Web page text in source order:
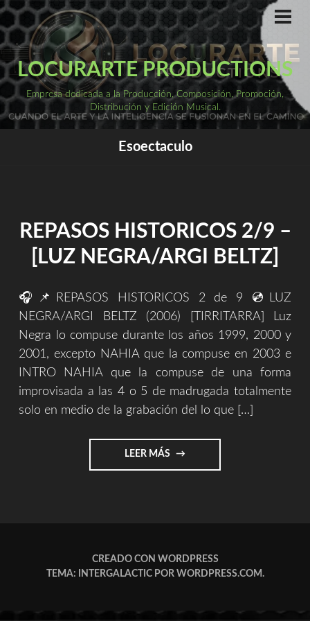
Saltar
al
contenido
LOCURARTE PRODUCTIONS
Empresa dedicada a la Producción, Composición, Promoción,
Distribución y Edición Musical.
Esoectaculo
REPASOS HISTORICOS 2/9 –
[LUZ NEGRA/ARGI BELTZ]
🎧📌REPASOS HISTORICOS 2 de 9 💿LUZ
NEGRA/ARGI BELTZ (2006) [TIRRITARRA] Luz
Negra lo compuse durante los años 1999, 2000 y
2001, excepto NAHIA que la compuse en 2003 e
INTRO NAHIA que la compuse de una forma
improvisada a las 4 o 5 de madrugada totalmente
solo en medio de la grabación del lo que […]
LEER MÁS "REPASOS
HISTORICOS
CREADO CON WORDPRESS
TEMA: INTERGALACTIC POR WORDPRESS.COM.